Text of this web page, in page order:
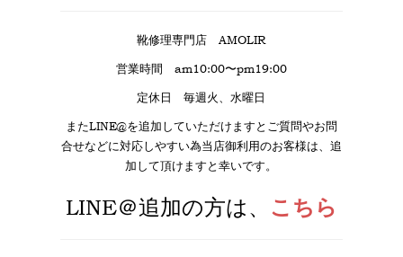
靴修理専門店 AMOLIR
営業時間 am10:00〜pm19:00
定休日 毎週火、水曜日
またLINE@を追加していただけますとご質問やお問
合せなどに対応しやすい為当店御利用のお客様は、追
加して頂けますと幸いです。
LINE＠追加の方は、 こちら